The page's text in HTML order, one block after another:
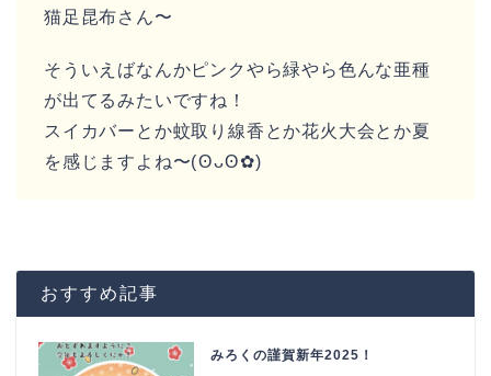
猫足昆布さん〜
そういえばなんかピンクやら緑やら色んな亜種
が出てるみたいですね！
スイカバーとか蚊取り線香とか花火大会とか夏
を感じますよね〜(⁠ʘ⁠ᴗ⁠ʘ⁠✿⁠)
おすすめ記事
みろくの謹賀新年2025！